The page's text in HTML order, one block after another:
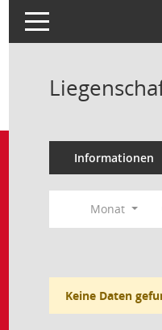
Toggle navigation
Informationen
Monat
Keine Daten